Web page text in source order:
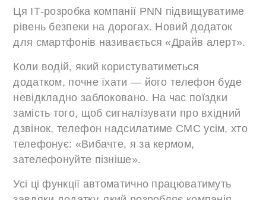
Ця ІТ-розробка компанії PNN підвищуватиме
рівень безпеки на дорогах. Новий додаток
для смартфонів називається «Драйв алерт».
Коли водій, який користуватиметься
додатком, почне їхати — його телефон буде
невідкладно заблоковано. На час поїздки
замість того, щоб сигналізувати про вхідний
дзвінок, телефон надсилатиме СМС усім, хто
телефонує: «Вибачте, я за кермом,
зателефонуйте пізніше».
Усі ці функції автоматично працюватимуть